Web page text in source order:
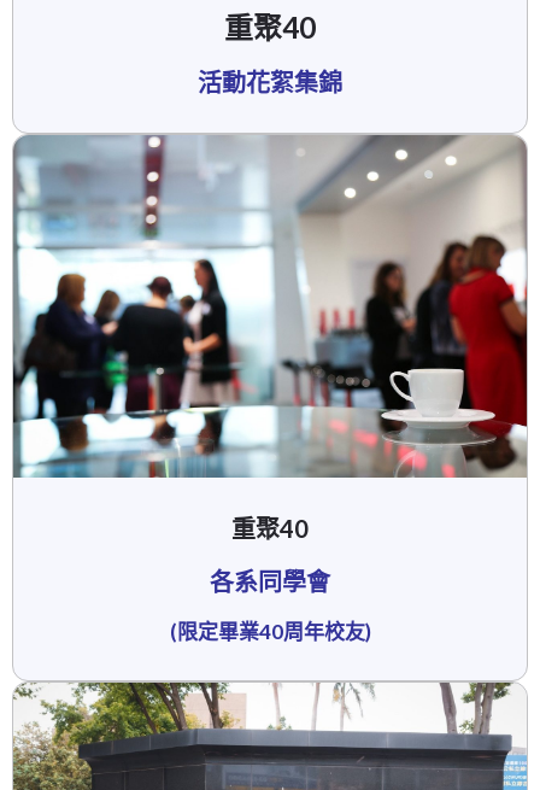
重聚40
活動花絮集錦
重聚40
各系同學會
(限定畢業40周年校友)